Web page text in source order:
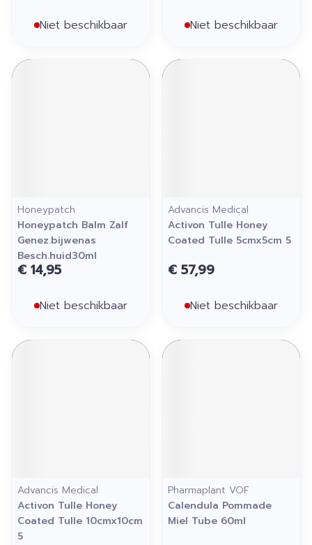
Niet beschikbaar Niet beschikbaar
Honeypatch
Honeypatch Balm Zalf
Genez.bijwenas
Besch.huid30ml
€ 14,95
Niet beschikbaar
Advancis Medical
Activon Tulle Honey
Coated Tulle 5cmx5cm 5
€ 57,99
Niet beschikbaar
Advancis Medical
Activon Tulle Honey
Coated Tulle 10cmx10cm
5
Pharmaplant VOF
Calendula Pommade
Miel Tube 60ml